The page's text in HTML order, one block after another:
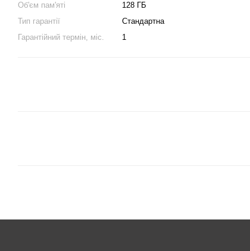
Об'єм пам'яті
128 ГБ
Тип гарантії
Стандартна
Гарантійний термін, міс.
1